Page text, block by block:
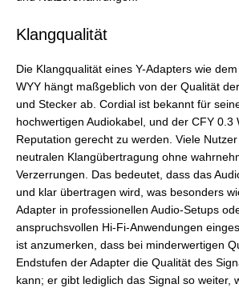
Klangqualität
Die Klangqualität eines Y-Adapters wie
WYY hängt maßgeblich von der Qualität
und Stecker ab. Cordial ist bekannt für
hochwertigen Audiokabel, und der CFY 0.3
Reputation gerecht zu werden. Viele
neutralen Klangübertragung ohne
Verzerrungen. Das bedeutet, dass das
und klar übertragen wird, was besonders
Adapter in professionellen Audio-Setups
anspruchsvollen Hi-Fi-Anwendungen
ist anzumerken, dass bei minderwertigen
Endstufen der Adapter die Qualität des
kann; er gibt lediglich das Signal so weiter,